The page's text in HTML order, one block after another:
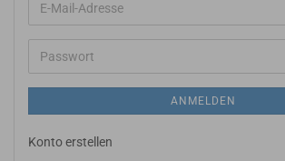
E-
Mail-
Adresse
Passwort
ANMELDEN
Konto erstellen